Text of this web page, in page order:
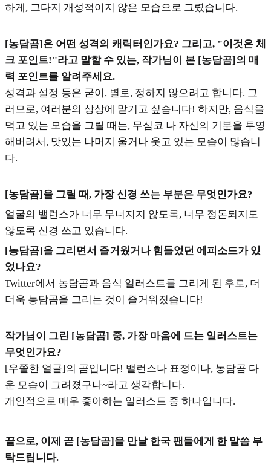
하게, 그다지 개성적이지 않은 모습으로 그렸습니다.
[농담곰]은 어떤 성격의 캐릭터인가요? 그리고, "이것은 체
크 포인트!"라고 말할 수 있는, 작가님이 본 [농담곰]의 매
력 포인트를 알려주세요.
성격과 설정 등은 굳이, 별로, 정하지 않으려고 합니다. 그
러므로, 여러분의 상상에 맡기고 싶습니다! 하지만, 음식을
먹고 있는 모습을 그릴 때는, 무심코 나 자신의 기분을 투영
해버려서, 맛있는 나머지 울거나 웃고 있는 모습이 많습니
다.
[농담곰]을 그릴 때, 가장 신경 쓰는 부분은 무엇인가요?
얼굴의 밸런스가 너무 무너지지 않도록, 너무 정돈되지도
않도록 신경 쓰고 있습니다.
[농담곰]을 그리면서 즐거웠거나 힘들었던 에피소드가 있
었나요?
Twitter에서 농담곰과 음식 일러스트를 그리게 된 후로, 더
더욱 농담곰을 그리는 것이 즐거워졌습니다!
작가님이 그린 [농담곰] 중, 가장 마음에 드는 일러스트는
무엇인가요?
[우쭐한 얼굴]의 곰입니다! 밸런스나 표정이나, 농담곰 다
운 모습이 그려졌구나~라고 생각합니다.
개인적으로 매우 좋아하는 일러스트 중 하나입니다.
끝으로, 이제 곧 [농담곰]을 만날 한국 팬들에게 한 말씀 부
탁드립니다.